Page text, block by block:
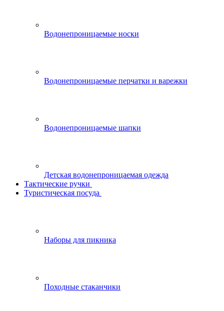
Водонепроницаемые носки
Водонепроницаемые перчатки и варежки
Водонепроницаемые шапки
Детская водонепроницаемая одежда
Тактические ручки
Туристическая посуда
Наборы для пикника
Походные стаканчики